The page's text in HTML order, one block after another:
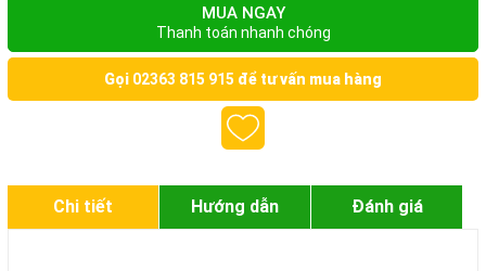
MUA NGAY
Thanh toán nhanh chóng
Gọi 02363 815 915 để tư vấn mua hàng
Chi tiết Hướng dẫn Đánh giá